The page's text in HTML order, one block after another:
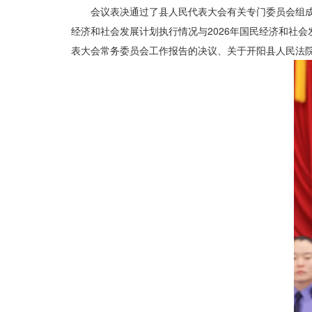
会议表决通过了县人民代表大会有关专门委员会
经济和社会发展计划执行情况与2026年国民经济和社
表大会常务委员会工作报告的决议、关于开阳县人民